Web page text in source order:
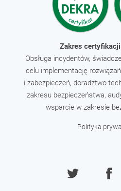
Zakres certyfikacji
Obsługa incydentów,
celu implementację
i zabezpieczeń, doradztwo
zakresu bezpieczeństwa,
wsparcie w zakresie
Polityka